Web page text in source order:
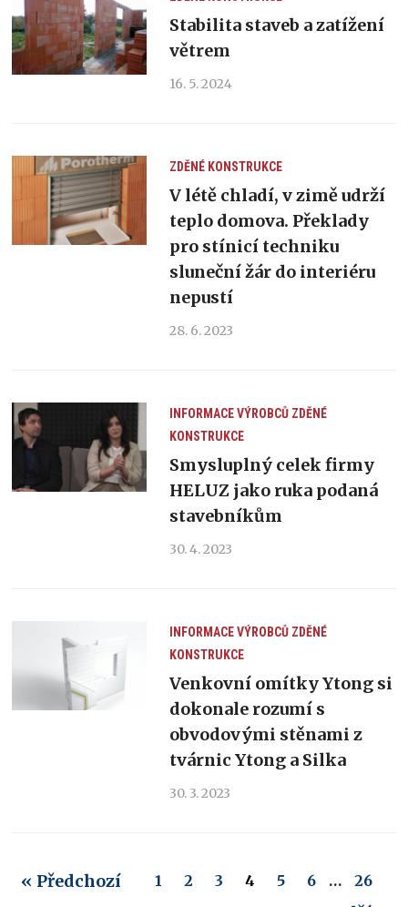
Stabilita staveb a zatížení
větrem
16. 5. 2024
ZDĚNÉ KONSTRUKCE
V létě chladí, v zimě udrží
teplo domova. Překlady
pro stínicí techniku
sluneční žár do interiéru
nepustí
28. 6. 2023
INFORMACE VÝROBCŮ ZDĚNÉ
KONSTRUKCE
Smysluplný celek firmy
HELUZ jako ruka podaná
stavebníkům
30. 4. 2023
INFORMACE VÝROBCŮ ZDĚNÉ
KONSTRUKCE
Venkovní omítky Ytong si
dokonale rozumí s
obvodovými stěnami z
tvárnic Ytong a Silka
30. 3. 2023
« Předchozí 1 2 3 4 5 6 … 26